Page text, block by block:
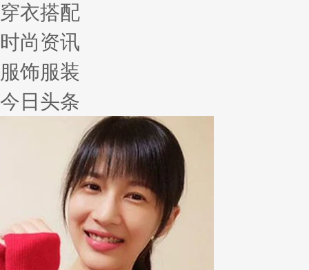
穿衣搭配
时尚资讯
服饰服装
今日头条